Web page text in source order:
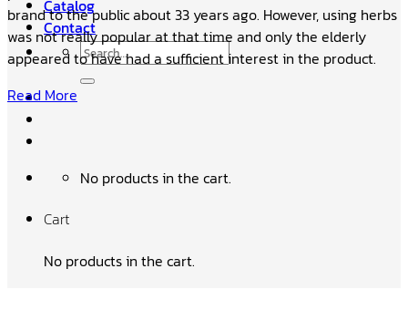
Catalog
Contact
Search
for:
No products in the cart.
Cart
No products in the cart.
brand to the public about 33 years ago. However, using herbs
was not really popular at that time and only the elderly
appeared to have had a sufficient interest in the product.
Read More